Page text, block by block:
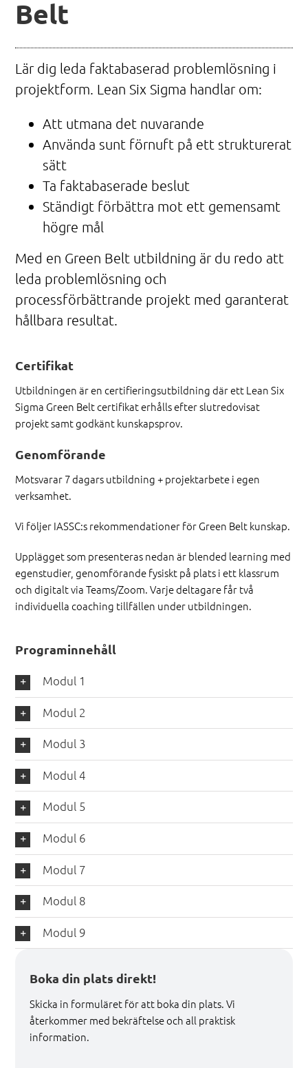
Belt
Lär dig leda faktabaserad problemlösning i
projektform. Lean Six Sigma handlar om:
Att utmana det nuvarande
Använda sunt förnuft på ett strukturerat
sätt
Ta faktabaserade beslut
Ständigt förbättra mot ett gemensamt
högre mål
Med en Green Belt utbildning är du redo att
leda problemlösning och
processförbättrande projekt med garanterat
hållbara resultat.
Certifikat
Utbildningen är en certifieringsutbildning där ett Lean Six
Sigma Green Belt certifikat erhålls efter slutredovisat
projekt samt godkänt kunskapsprov.
Genomförande
Motsvarar 7 dagars utbildning + projektarbete i egen
verksamhet.
Vi följer IASSC:s rekommendationer för Green Belt kunskap.
Upplägget som presenteras nedan är blended learning med
egenstudier, genomförande fysiskt på plats i ett klassrum
och digitalt via Teams/Zoom. Varje deltagare får två
individuella coaching tillfällen under utbildningen.
Programinnehåll
Modul 1
Modul 2
Modul 3
Modul 4
Modul 5
Modul 6
Modul 7
Modul 8
Modul 9
Boka din plats direkt!
Skicka in formuläret för att boka din plats. Vi
återkommer med bekräftelse och all praktisk
information.